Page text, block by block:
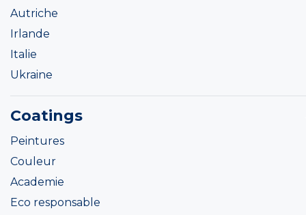
Autriche
Irlande
Italie
Ukraine
Coatings
Peintures
Couleur
Academie
Eco responsable